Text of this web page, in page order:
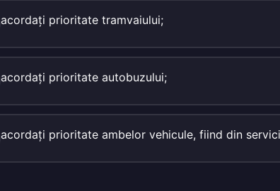
acordaţi prioritate tramvaiului;
acordaţi prioritate autobuzului;
acordaţi prioritate ambelor vehicule, fiind din